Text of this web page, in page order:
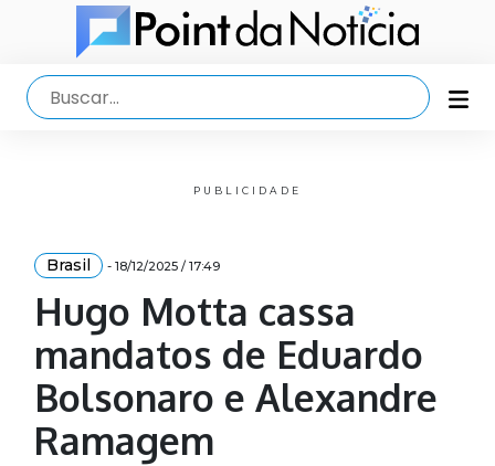
PUBLICIDADE
Brasil - 18/12/2025 / 17:49
Hugo Motta cassa
mandatos de Eduardo
Bolsonaro e Alexandre
Ramagem